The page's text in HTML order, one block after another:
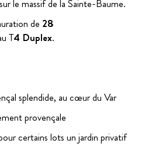
le massif de la Sainte-Baume.
de 28
T4 Duplex.
splendide, au cœur du Var
provençale
certains lots un jardin privatif